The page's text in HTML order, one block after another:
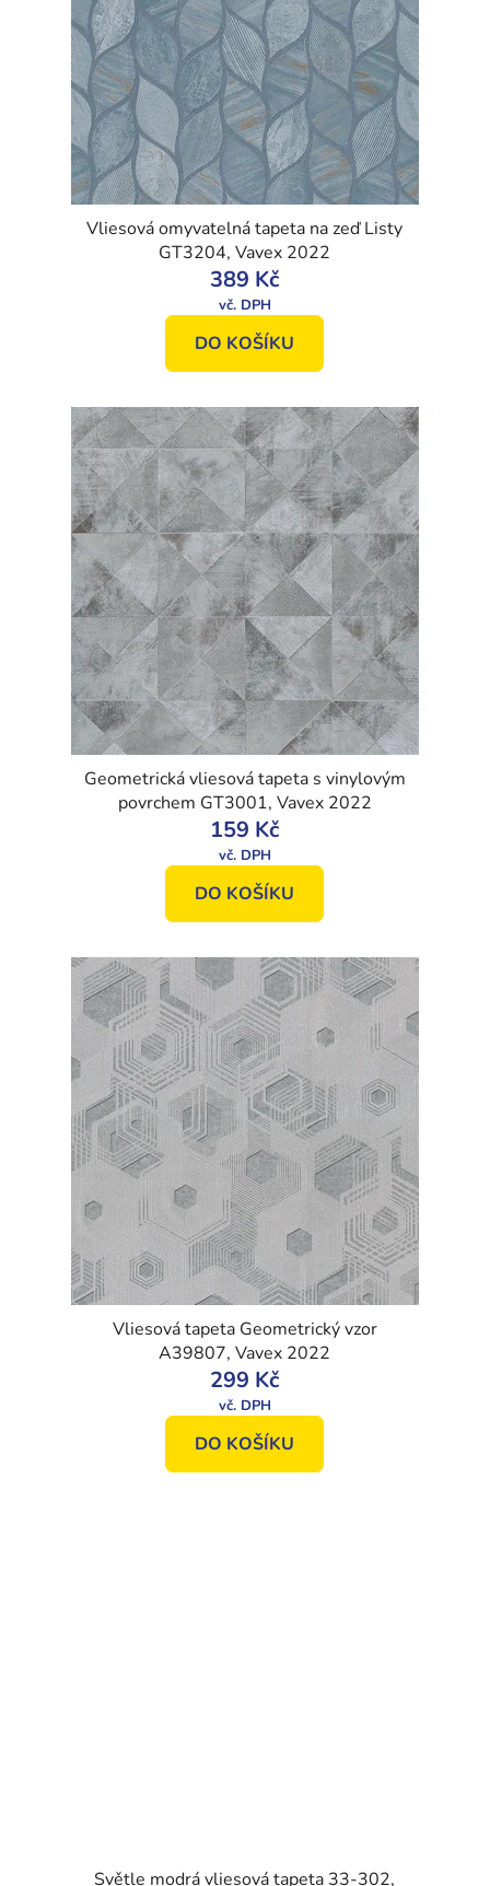
Vliesová omyvatelná tapeta na zeď Listy
GT3204, Vavex 2022
389 Kč
DO KOŠÍKU
Geometrická vliesová tapeta s vinylovým
povrchem GT3001, Vavex 2022
159 Kč
DO KOŠÍKU
Vliesová tapeta Geometrický vzor
A39807, Vavex 2022
299 Kč
DO KOŠÍKU
Světle modrá vliesová tapeta 33-302,